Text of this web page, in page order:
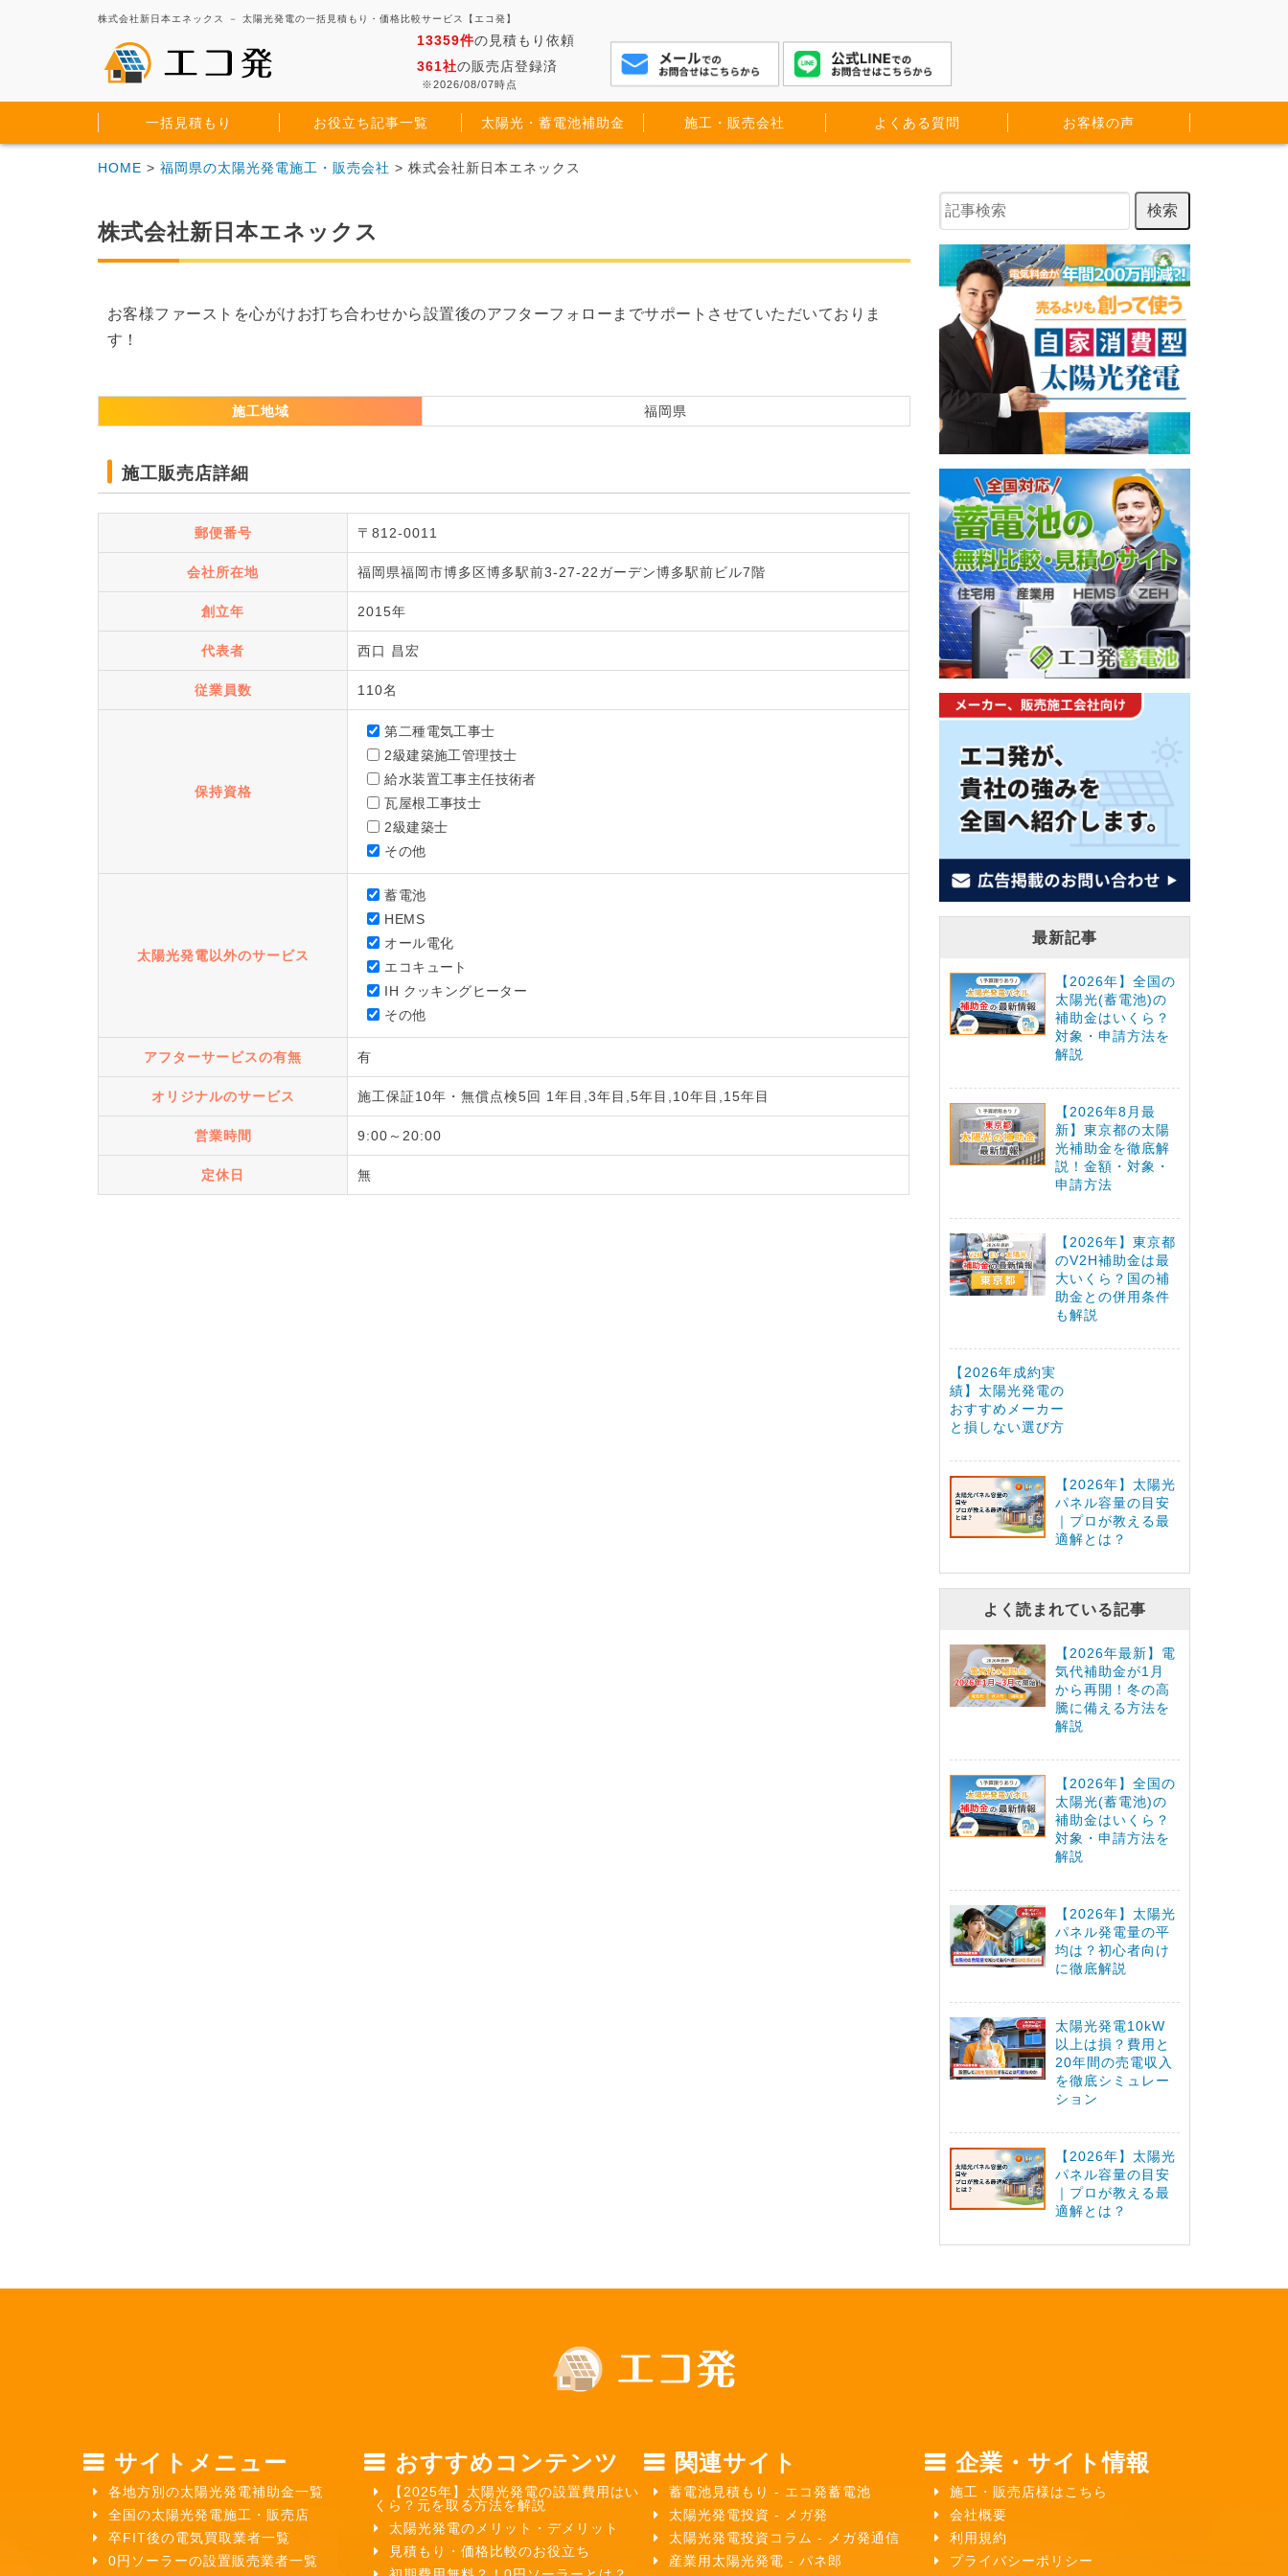
株式会社新日本エネックス － 太陽光発電の一括見積もり・価格比較サービス【エコ発】
13359件の見積もり依頼
361社の販売店登録済
※2026/08/07時点
一括見積もり お役立ち記事一覧 太陽光・蓄電池補助金 施工・販売会社 よくある質問 お客様の声
HOME > 福岡県の太陽光発電施工・販売会社 > 株式会社新日本エネックス
株式会社新日本エネックス
お客様ファーストを心がけお打ち合わせから設置後のアフターフォローまでサポートさせていただいておりま
す！
施工地域 福岡県
施工販売店詳細
郵便番号 〒812-0011
会社所在地 福岡県福岡市博多区博多駅前3-27-22ガーデン博多駅前ビル7階
創立年 2015年
代表者 西口 昌宏
従業員数 110名
保持資格
第二種電気工事士
2級建築施工管理技士
給水装置工事主任技術者
瓦屋根工事技士
2級建築士
その他
太陽光発電以外のサービス
蓄電池
HEMS
オール電化
エコキュート
IH クッキングヒーター
その他
アフターサービスの有無 有
オリジナルのサービス 施工保証10年・無償点検5回 1年目,3年目,5年目,10年目,15年目
営業時間 9:00～20:00
定休日 無
最新記事
【2026年】全国の
太陽光(蓄電池)の
補助金はいくら？
対象・申請方法を
解説
【2026年8月最
新】東京都の太陽
光補助金を徹底解
説！金額・対象・
申請方法
【2026年】東京都
のV2H補助金は最
大いくら？国の補
助金との併用条件
も解説
【2026年成約実
績】太陽光発電の
おすすめメーカー
と損しない選び方
【2026年】太陽光
パネル容量の目安
｜プロが教える最
適解とは？
よく読まれている記事
【2026年最新】電
気代補助金が1月
から再開！冬の高
騰に備える方法を
解説
【2026年】全国の
太陽光(蓄電池)の
補助金はいくら？
対象・申請方法を
解説
【2026年】太陽光
パネル発電量の平
均は？初心者向け
に徹底解説
太陽光発電10kW
以上は損？費用と
20年間の売電収入
を徹底シミュレー
ション
【2026年】太陽光
パネル容量の目安
｜プロが教える最
適解とは？
サイトメニュー
各地方別の太陽光発電補助金一覧
全国の太陽光発電施工・販売店
卒FIT後の電気買取業者一覧
0円ソーラーの設置販売業者一覧
おすすめコンテンツ
【2025年】太陽光発電の設置費用はい
くら？元を取る方法を解説
太陽光発電のメリット・デメリット
見積もり・価格比較のお役立ち
関連サイト
蓄電池見積もり - エコ発蓄電池
太陽光発電投資 - メガ発
太陽光発電投資コラム - メガ発通信
産業用太陽光発電 - パネ郎
企業・サイト情報
施工・販売店様はこちら
会社概要
利用規約
プライバシーポリシー